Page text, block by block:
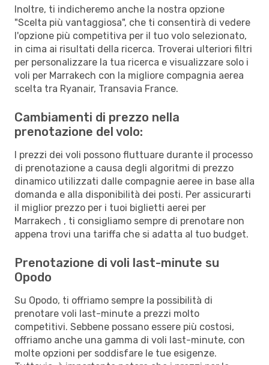
Inoltre, ti indicheremo anche la nostra opzione
"Scelta più vantaggiosa", che ti consentirà di vedere
l'opzione più competitiva per il tuo volo selezionato,
in cima ai risultati della ricerca. Troverai ulteriori filtri
per personalizzare la tua ricerca e visualizzare solo i
voli per Marrakech con la migliore compagnia aerea
scelta tra Ryanair, Transavia France.
Cambiamenti di prezzo nella
prenotazione del volo:
I prezzi dei voli possono fluttuare durante il processo
di prenotazione a causa degli algoritmi di prezzo
dinamico utilizzati dalle compagnie aeree in base alla
domanda e alla disponibilità dei posti. Per assicurarti
il miglior prezzo per i tuoi biglietti aerei per
Marrakech , ti consigliamo sempre di prenotare non
appena trovi una tariffa che si adatta al tuo budget.
Prenotazione di voli last-minute su
Opodo
Su Opodo, ti offriamo sempre la possibilità di
prenotare voli last-minute a prezzi molto
competitivi. Sebbene possano essere più costosi,
offriamo anche una gamma di voli last-minute, con
molte opzioni per soddisfare le tue esigenze.